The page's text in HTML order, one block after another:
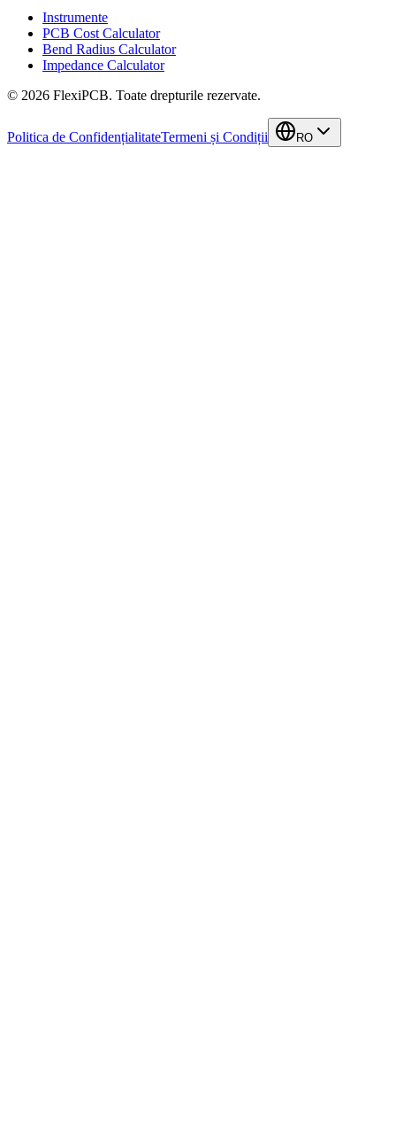
Instrumente
PCB Cost Calculator
Bend Radius Calculator
Impedance Calculator
© 2026 FlexiPCB. Toate drepturile rezervate.
Politica de ConfidențialitateTermeni și Condiții RO